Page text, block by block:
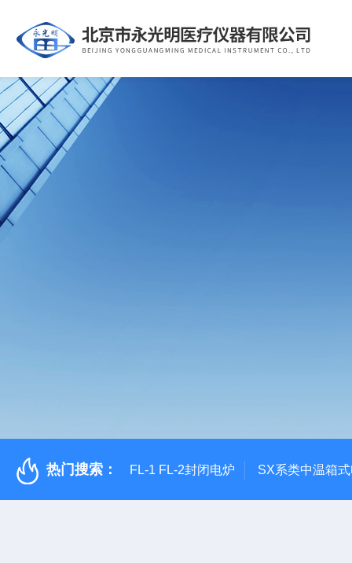
热门搜索： FL-1 FL-2封闭电炉 SX系类中温箱